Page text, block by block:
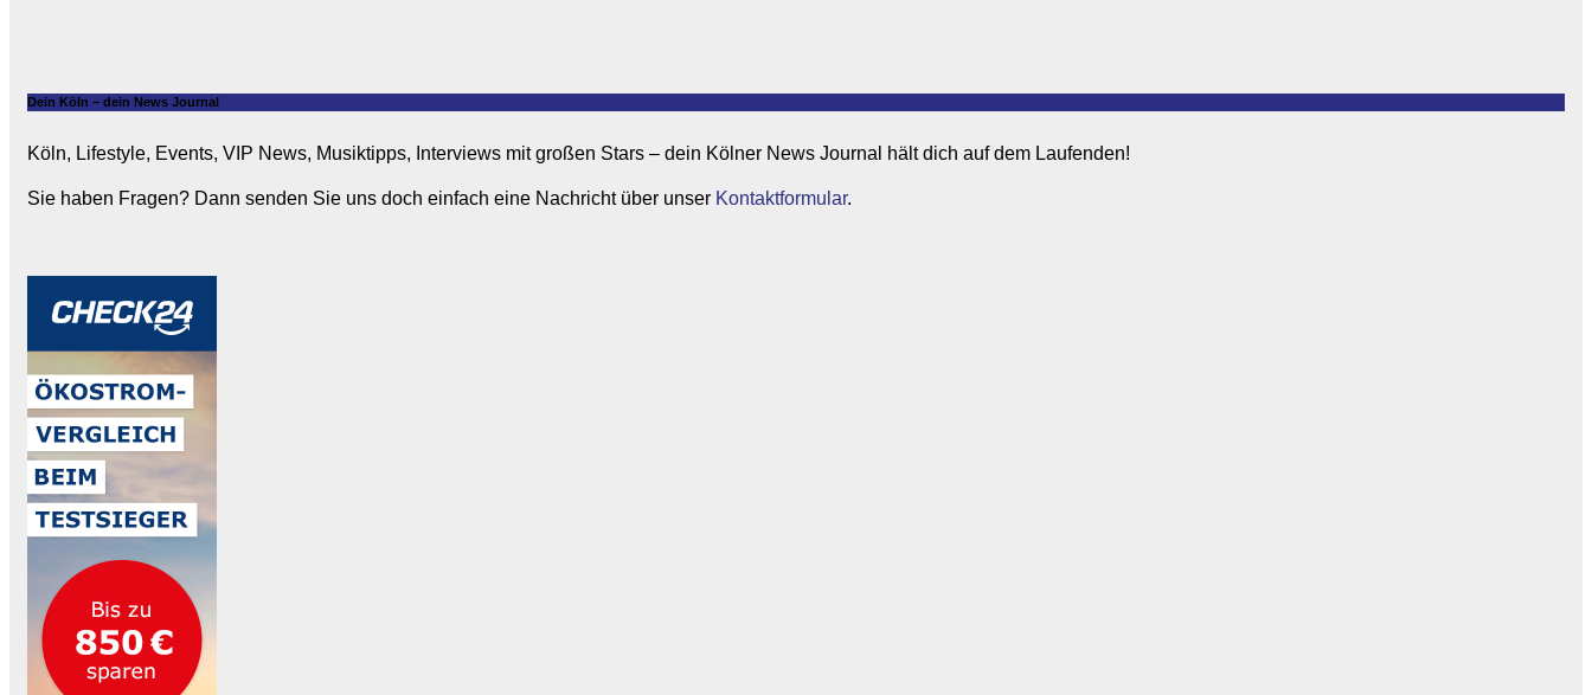
Dein Köln – dein News Journal
Köln, Lifestyle, Events, VIP News, Musiktipps, Interviews mit großen Stars – dein Kölner News Journal hält dich auf dem Laufenden!
Sie haben Fragen? Dann senden Sie uns doch einfach eine Nachricht über unser Kontaktformular.